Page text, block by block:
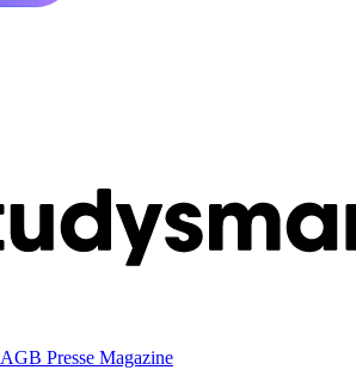
AGB Presse Magazine